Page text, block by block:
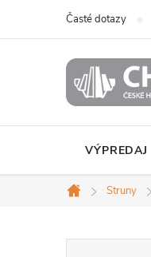
Časté dotazy
VÝPREDAJ
Domov
Struny